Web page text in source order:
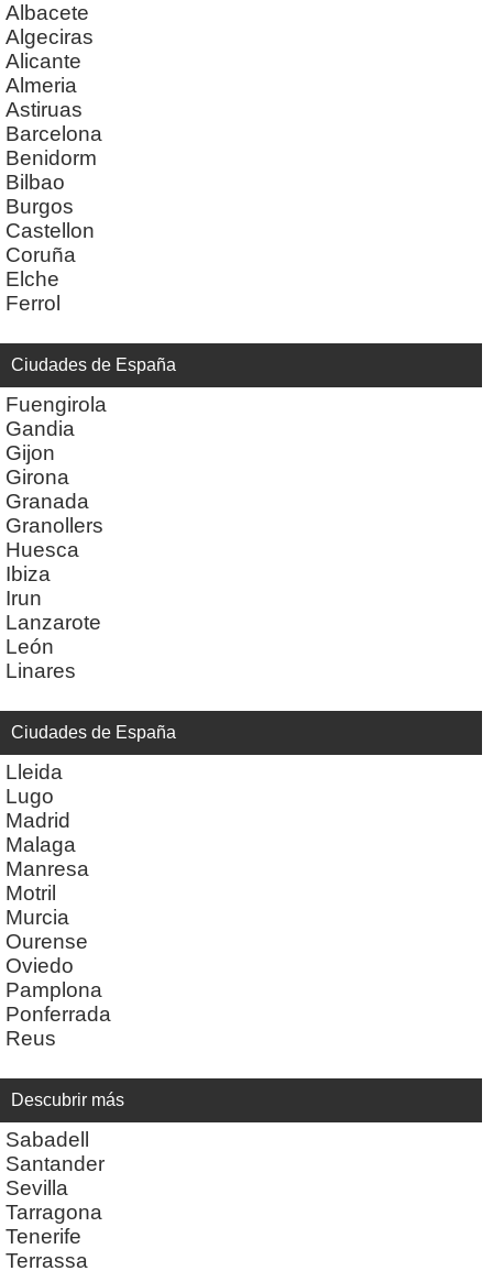
Albacete
Algeciras
Alicante
Almeria
Astiruas
Barcelona
Benidorm
Bilbao
Burgos
Castellon
Coruña
Elche
Ferrol
Ciudades de España
Fuengirola
Gandia
Gijon
Girona
Granada
Granollers
Huesca
Ibiza
Irun
Lanzarote
León
Linares
Ciudades de España
Lleida
Lugo
Madrid
Malaga
Manresa
Motril
Murcia
Ourense
Oviedo
Pamplona
Ponferrada
Reus
Descubrir más
Sabadell
Santander
Sevilla
Tarragona
Tenerife
Terrassa